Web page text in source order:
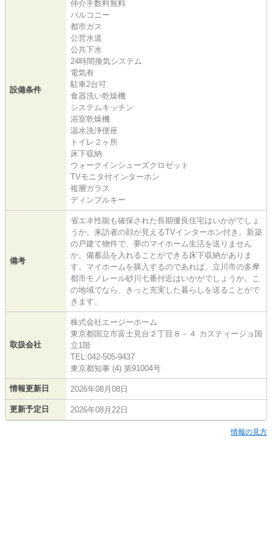
設備条件
仲介手数料無料
バルコニー
都市ガス
公営水道
公共下水
24時間換気システム
電気有
駐車2台可
食器洗い乾燥機
システムキッチン
浴室乾燥機
温水洗浄便座
トイレ２ヶ所
床下収納
ウォークインシューズクロゼット
TVモニタ付インターホン
複層ガラス
ディンプルキー
備考
省エネ性能も確保された長期優良住宅はいかがでしょ
うか。来訪者の顔が見えるTVインターホン付き。新築
の戸建て物件で、夢のマイホーム生活を送りません
か。備蓄品を入れることができる床下収納がありま
す。マイホームを購入するのであれば、立川市の多摩
都市モノレール砂川七番付近はいかがでしょうか。こ
の地域でなら、きっと充実した暮らしを送ることがで
きます。
取扱会社
株式会社エージーホーム
東京都国立市富士見台２丁目８－４ カスティージョ国
立1階
TEL:042-505-9437
東京都知事 (4) 第91004号
情報更新日 2026年08月08日
更新予定日 2026年08月22日
情報の見方